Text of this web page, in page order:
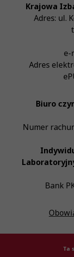
Krajowa
Adres: ul.
e-
Adres
Biuro
Numer
Bank
Ta